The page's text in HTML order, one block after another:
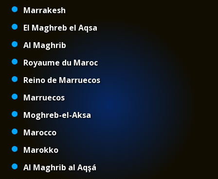
Marrakesh
El Maghreb el Aqsa
Al Maghrib
Royaume du Maroc
Reino de Marruecos
Marruecos
Moghreb-el-Aksa
Marocco
Marokko
Al Maghrib al Aqşá